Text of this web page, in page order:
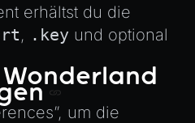
erhältst du die
, .key und optional
um die